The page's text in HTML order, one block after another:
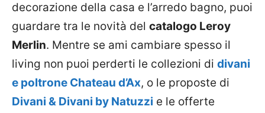
decorazione della casa e l’arredo bagno, puoi
guardare tra le novità del catalogo Leroy
Merlin. Mentre se ami cambiare spesso il
living non puoi perderti le collezioni di divani
e poltrone Chateau d’Ax, o le proposte di
Divani & Divani by Natuzzi e le offerte